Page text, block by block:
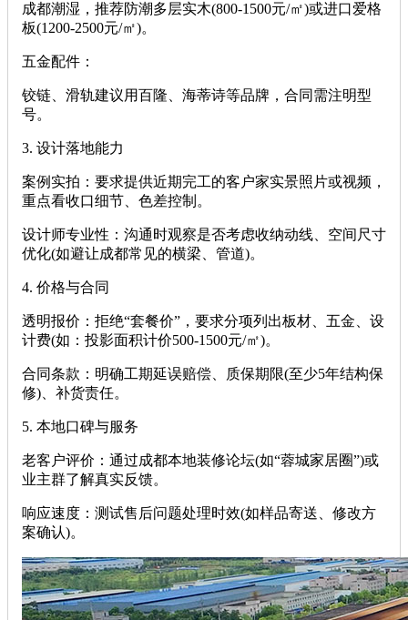
成都潮湿，推荐防潮多层实木(800-1500元/㎡)或进口爱格
板(1200-2500元/㎡)。
‌五金配件‌：
铰链、滑轨建议用百隆、海蒂诗等品牌，合同需注明型
号。
‌3. 设计落地能力‌
‌案例实拍‌：要求提供近期完工的客户家实景照片或视频，
重点看收口细节、色差控制。
‌设计师专业性‌：沟通时观察是否考虑收纳动线、空间尺寸
优化(如避让成都常见的横梁、管道)。
‌4. 价格与合同‌
‌透明报价‌：拒绝“套餐价”，要求分项列出板材、五金、设
计费(如：投影面积计价500-1500元/㎡)。
‌合同条款‌：明确工期延误赔偿、质保期限(至少5年结构保
修)、补货责任。
‌5. 本地口碑与服务‌
‌老客户评价‌：通过成都本地装修论坛(如“蓉城家居圈”)或
业主群了解真实反馈。
‌响应速度‌：测试售后问题处理时效(如样品寄送、修改方
案确认)。